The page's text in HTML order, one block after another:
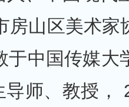
房山区美术家
于中国传媒大
导师、教授，